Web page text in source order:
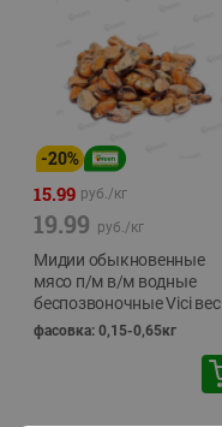
-20%
15.99 руб./кг
19.99 руб./кг
Мидии обыкновенные
мясо п/м в/м водные
беспозвоночные Vici вес
фасовка: 0,15-0,65кг